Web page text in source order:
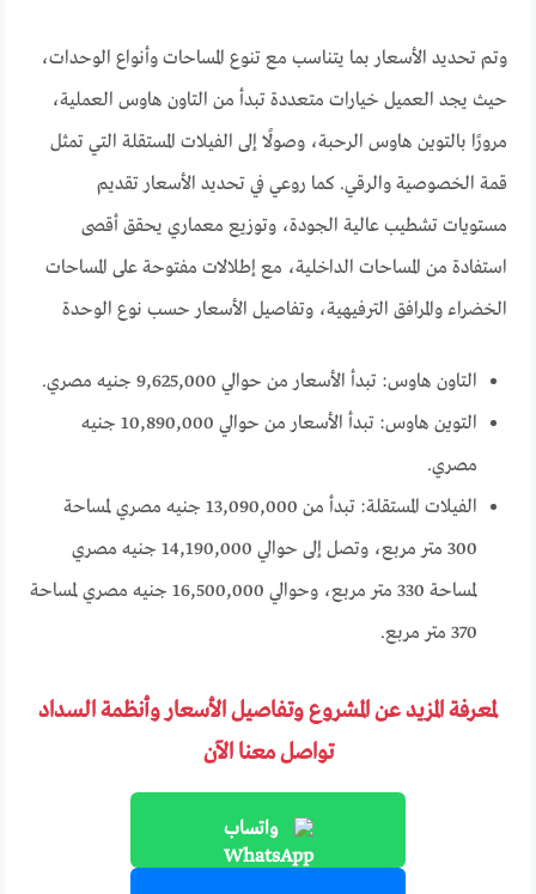
وتم تحديد الأسعار بما يتناسب مع تنوع المساحات وأنواع الوحدات،
حيث يجد العميل خيارات متعددة تبدأ من التاون هاوس العملية،
مرورًا بالتوين هاوس الرحبة، وصولًا إلى الفيلات المستقلة التي تمثل
قمة الخصوصية والرقي. كما روعي في تحديد الأسعار تقديم
مستويات تشطيب عالية الجودة، وتوزيع معماري يحقق أقصى
استفادة من المساحات الداخلية، مع إطلالات مفتوحة على المساحات
الخضراء والمرافق الترفيهية، وتفاصيل الأسعار حسب نوع الوحدة
التاون هاوس: تبدأ الأسعار من حوالي 9,625,000 جنيه مصري.
التوين هاوس: تبدأ الأسعار من حوالي 10,890,000 جنيه
مصري.
الفيلات المستقلة: تبدأ من 13,090,000 جنيه مصري لمساحة
300 متر مربع، وتصل إلى حوالي 14,190,000 جنيه مصري
لمساحة 330 متر مربع، وحوالي 16,500,000 جنيه مصري لمساحة
370 متر مربع.
لمعرفة المزيد عن المشروع وتفاصيل الأسعار وأنظمة السداد
تواصل معنا الآن
واتساب